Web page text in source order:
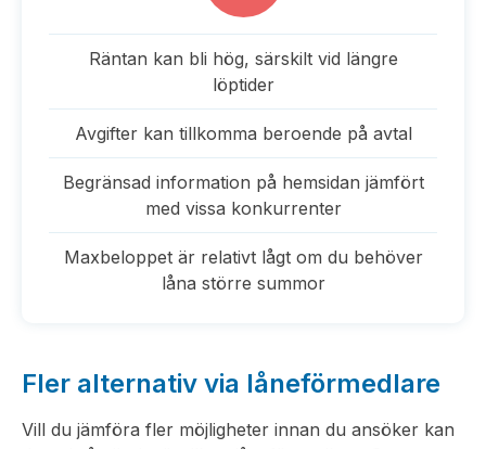
Räntan kan bli hög, särskilt vid längre
löptider
Avgifter kan tillkomma beroende på avtal
Begränsad information på hemsidan jämfört
med vissa konkurrenter
Maxbeloppet är relativt lågt om du behöver
låna större summor
Fler alternativ via låneförmedlare
Vill du jämföra fler möjligheter innan du ansöker kan